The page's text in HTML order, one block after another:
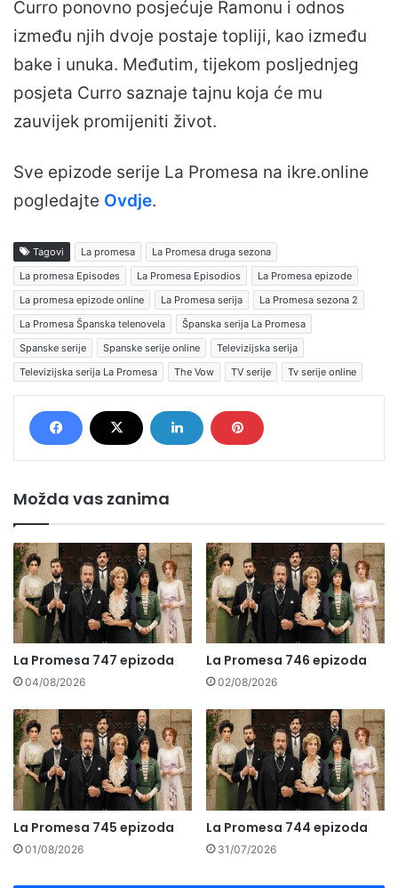
Curro ponovno posjećuje Ramonu i odnos
između njih dvoje postaje topliji, kao između
bake i unuka. Međutim, tijekom posljednjeg
posjeta Curro saznaje tajnu koja će mu
zauvijek promijeniti život.
Sve epizode serije La Promesa na ikre.online
pogledajte Ovdje.
Tagovi La promesa
La Promesa druga sezona
La promesa Episodes
La Promesa Episodios
La Promesa epizode
La promesa epizode online
La Promesa serija
La Promesa sezona 2
La Promesa Španska telenovela
Španska serija La Promesa
Spanske serije
Spanske serije online
Televizijska serija
Televizijska serija La Promesa
The Vow TV serije Tv serije online
Možda vas zanima
La Promesa 747 epizoda
04/08/2026
La Promesa 746 epizoda
02/08/2026
La Promesa 745 epizoda
01/08/2026
La Promesa 744 epizoda
31/07/2026